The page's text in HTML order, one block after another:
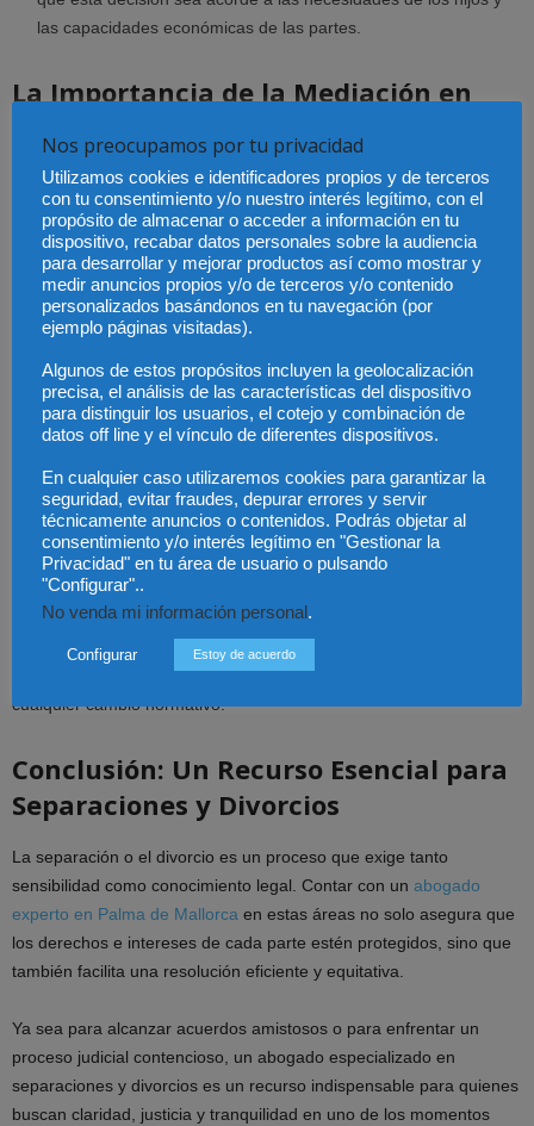
las capacidades económicas de las partes.
La Importancia de la Mediación en
Cada vez más, se fomenta la mediación como una alternativa para
resolver conflictos en separaciones y divorcios. Un abogado
especializado no solo representa los intereses de su cliente, sino
que también actúa como facilitador en estos procesos de
mediación, promoviendo acuerdos que reduzcan el impacto
emocional y económico de la separación.
Cambios Legislativos y su Impacto en
los Procesos de Separación
El marco legal que regula las separaciones y divorcios está en
constante evolución, con modificaciones que afectan aspectos
como la custodia compartida, la regulación de las pensiones y el
tratamiento de los bienes gananciales.
Un abogado especializado está al tanto de estas actualizaciones, lo
que le permite ofrecer asesoramiento basado en la legislación más
reciente y garantizar que sus clientes estén protegidos ante
cualquier cambio normativo.
Conclusión: Un Recurso Esencial para
Separaciones y Divorcios
La separación o el divorcio es un proceso que exige tanto
sensibilidad como conocimiento legal. Contar con un abogado
experto en Palma de Mallorca en estas áreas no solo asegura que
los derechos e intereses de cada parte estén protegidos, sino que
también facilita una resolución eficiente y equitativa.
Ya sea para alcanzar acuerdos amistosos o para enfrentar un
proceso judicial contencioso, un abogado especializado en
separaciones y divorcios es un recurso indispensable para quienes
buscan claridad, justicia y tranquilidad en uno de los momentos
Nos preocupamos por tu privacidad
Utilizamos cookies e identificadores propios y de terceros
con tu consentimiento y/o nuestro interés legítimo, con el
propósito de almacenar o acceder a información en tu
dispositivo, recabar datos personales sobre la audiencia
para desarrollar y mejorar productos así como mostrar y
medir anuncios propios y/o de terceros y/o contenido
personalizados basándonos en tu navegación (por
ejemplo páginas visitadas).
Algunos de estos propósitos incluyen la geolocalización
precisa, el análisis de las características del dispositivo
para distinguir los usuarios, el cotejo y combinación de
datos off line y el vínculo de diferentes dispositivos.
En cualquier caso utilizaremos cookies para garantizar la
seguridad, evitar fraudes, depurar errores y servir
técnicamente anuncios o contenidos. Podrás objetar al
consentimiento y/o interés legítimo en "Gestionar la
Privacidad" en tu área de usuario o pulsando
"Configurar"..
No venda mi información personal .
Configurar Estoy de acuerdo